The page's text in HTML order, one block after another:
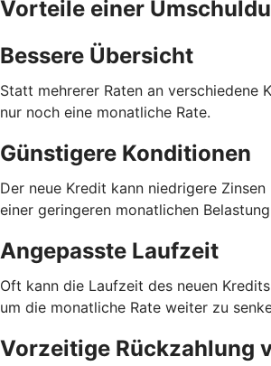
Vorteile einer
Bessere Übersicht
Statt mehrerer Raten an verschiedene
nur noch eine monatliche Rate.
Günstigere Konditionen
Der neue Kredit kann niedrigere
einer geringeren monatlichen
Angepasste Laufzeit
Oft kann die Laufzeit des neuen
um die monatliche Rate weiter zu
Vorzeitige Rückzahlung